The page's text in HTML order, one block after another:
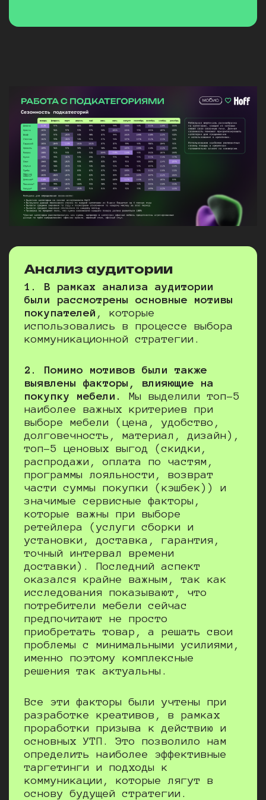
Анализ аудитории
1. В рамках анализа аудитории
были рассмотрены основные мотивы
покупателей , которые
использовались в процессе выбора
коммуникационной стратегии.
2. Помимо мотивов были также
выявлены
факторы, влияющие на
покупку мебели.
Мы выделили топ-5
наиболее важных критериев при
выборе мебели (цена, удобство,
долговечность, материал, дизайн),
топ-5 ценовых выгод (скидки,
распродажи, оплата по частям,
программы лояльности, возврат
части суммы покупки (кэшбек)) и
значимые сервисные факторы,
которые важны при выборе
ретейлера (услуги сборки и
установки, доставка, гарантия,
точный интервал времени
доставки). Последний аспект
оказался крайне важным, так как
исследования показывают, что
потребители мебели сейчас
предпочитают не просто
приобретать товар, а решать свои
проблемы с минимальными усилиями,
именно поэтому комплексные
решения так актуальны.
Все эти факторы были учтены при
разработке креативов, в рамках
проработки призыва к действию и
основных УТП. Это позволило нам
определить наиболее эффективные
таргетинги и подходы к
коммуникации, которые лягут в
основу будущей стратегии.